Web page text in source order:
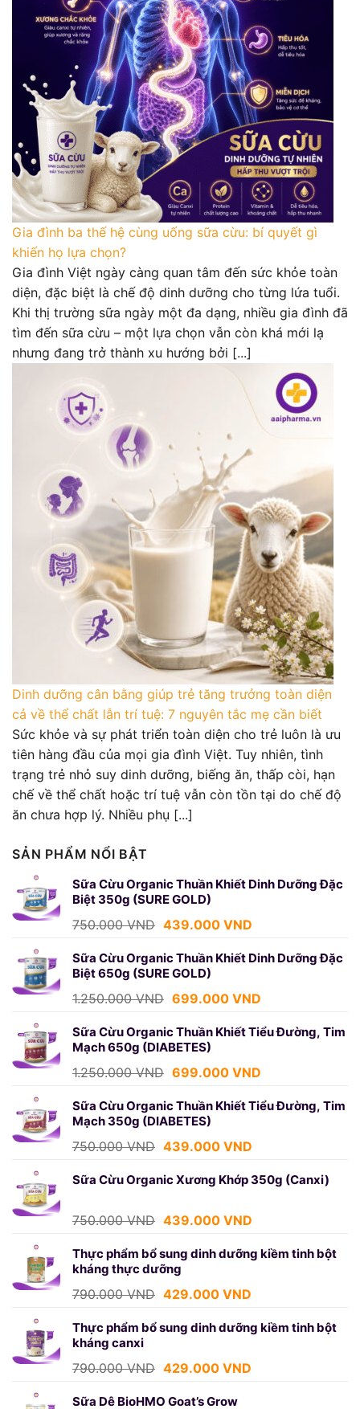
Gia đình ba thế hệ cùng uống sữa cừu: bí quyết gì
khiến họ lựa chọn?
Gia đình Việt ngày càng quan tâm đến sức khỏe toàn
diện, đặc biệt là chế độ dinh dưỡng cho từng lứa tuổi.
Khi thị trường sữa ngày một đa dạng, nhiều gia đình đã
tìm đến sữa cừu – một lựa chọn vẫn còn khá mới lạ
nhưng đang trở thành xu hướng bởi [...]
Dinh dưỡng cân bằng giúp trẻ tăng trưởng toàn diện
cả về thể chất lẫn trí tuệ: 7 nguyên tắc mẹ cần biết
Sức khỏe và sự phát triển toàn diện cho trẻ luôn là ưu
tiên hàng đầu của mọi gia đình Việt. Tuy nhiên, tình
trạng trẻ nhỏ suy dinh dưỡng, biếng ăn, thấp còi, hạn
chế về thể chất hoặc trí tuệ vẫn còn tồn tại do chế độ
ăn chưa hợp lý. Nhiều phụ [...]
SẢN PHẨM NỔI BẬT
Sữa Cừu Organic Thuần Khiết Dinh Dưỡng Đặc
Biệt 350g (SURE GOLD)
750.000VND Giá
là:
750.000 VND.
439.000 VNDGiá
tại
439.000 VND.
Sữa Cừu Organic Thuần Khiết Dinh Dưỡng Đặc
Biệt 650g (SURE GOLD)
1.250.000VND Giá
là:
1.250.000 VND.
699.000 VNDGiá
tại
Sữa Cừu Organic Thuần Khiết Tiểu Đường, Tim
Mạch 650g (DIABETES)
1.250.000VND Giá
là:
1.250.000 VND.
699.000 VNDGiá
tại
Sữa Cừu Organic Thuần Khiết Tiểu Đường, Tim
Mạch 350g (DIABETES)
750.000VND Giá
là:
439.000 VNDGiá
tại
Sữa Cừu Organic Xương Khớp 350g (Canxi)
750.000VND Giá
là:
750.000 VND.
439.000 VNDGiá
tại
Thực phẩm bổ sung dinh dưỡng kiềm tinh bột
kháng thực dưỡng
790.000VND Giá
là:
429.000 VNDGiá
tại
Thực phẩm bổ sung dinh dưỡng kiềm tinh bột
kháng canxi
790.000VND Giá
là:
429.000 VNDGiá
Sữa Dê BioHMO Goat’s Grow